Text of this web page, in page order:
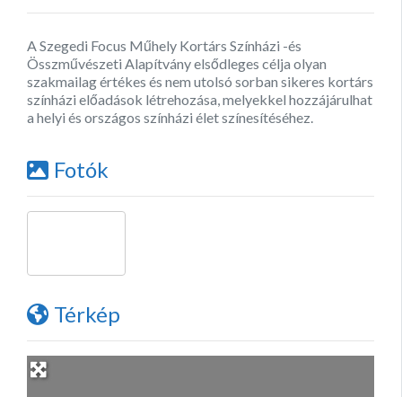
A Szegedi Focus Műhely Kortárs Színházi -és
Összművészeti Alapítvány elsődleges célja olyan
szakmailag értékes és nem utolsó sorban sikeres kortárs
színházi előadások létrehozása, melyekkel hozzájárulhat
a helyi és országos színházi élet színesítéséhez.
Fotók
Térkép